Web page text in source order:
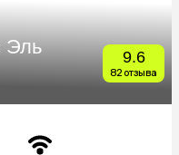
Эль
9.6
82 отзыва